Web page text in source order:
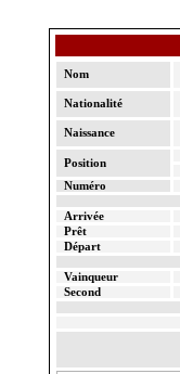
Nom
Nationalité
Naissance
Position
Numéro
Arrivée
Prêt
Départ
Vainqueur
Second